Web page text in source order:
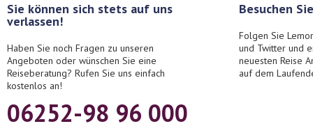
Sie können sich stets auf uns
verlassen!
Haben Sie noch Fragen zu unseren
Angeboten oder wünschen Sie eine
Reiseberatung? Rufen Sie uns einfach
kostenlos an!
06252-98 96 000
Besuchen
Folgen Sie
und Twitter und
neuesten Reise
auf dem